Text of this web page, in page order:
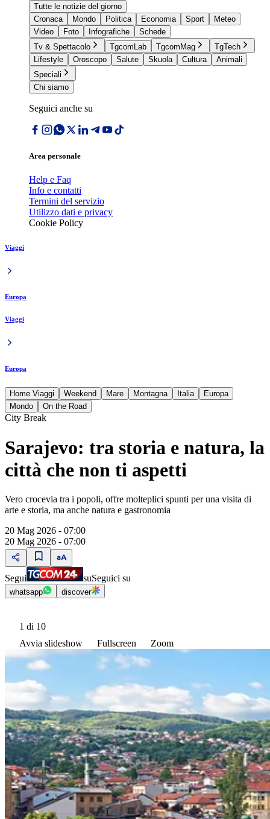
Tutte le notizie del giorno
Cronaca
Mondo Politica Economia Sport
Meteo
Video
Foto Infografiche
Schede
Tv & Spettacolo
TgcomLab TgcomMag
TgTech
Lifestyle
Oroscopo Salute Skuola Cultura
Animali
Speciali
Chi siamo
Seguici anche su
Area personale
Help e Faq
Info e contatti
Termini del servizio
Utilizzo dati e privacy
Cookie Policy
Viaggi
Europa
Viaggi
Europa
Home Viaggi Weekend Mare Montagna Italia
Europa
Mondo
On the Road
City Break
Sarajevo: tra storia e natura, la
città che non ti aspetti
Vero crocevia tra i popoli, offre molteplici spunti per una visita di
arte e storia, ma anche natura e gastronomia
20 Mag 2026 - 07:00
20 Mag 2026 - 07:00
Segui suSeguici su
whatsapp discover
1 di 10
Avvia slideshow
Fullscreen Zoom